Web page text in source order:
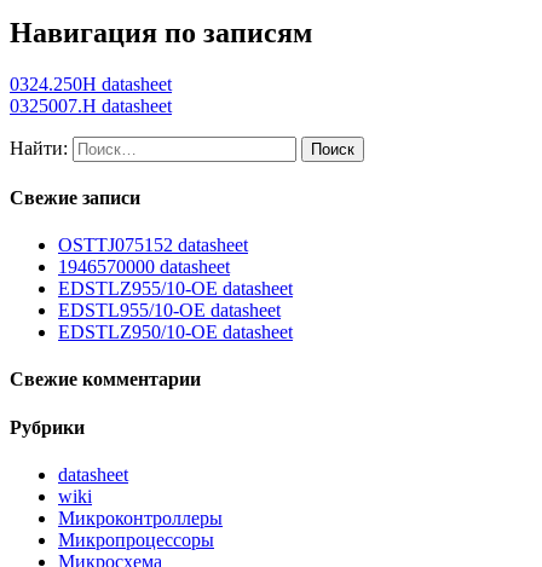
Навигация по записям
0324.250H datasheet
0325007.H datasheet
Найти:
Свежие записи
OSTTJ075152 datasheet
1946570000 datasheet
EDSTLZ955/10-OE datasheet
EDSTL955/10-OE datasheet
EDSTLZ950/10-OE datasheet
Свежие комментарии
Рубрики
datasheet
wiki
Микроконтроллеры
Микропроцессоры
Микросхема